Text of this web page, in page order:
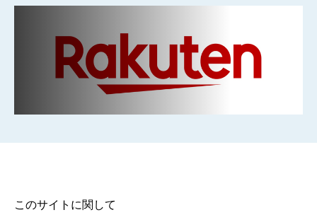
このサイトに関して